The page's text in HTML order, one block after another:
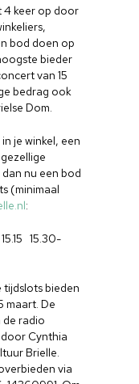
4 keer op door
bod doen op
bieder
van 15
bedrag ook
Dom.
je winkel, een
nu een bod
(minimaal
:
15.30-
tijdslots bieden
maart. De
de radio
Cynthia
Brielle.
via